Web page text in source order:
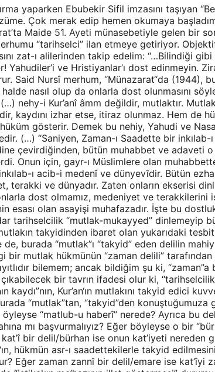
yaparken Ebubekir Sifil imzasını taşıyan
Çok merak edip hemen okumaya
Maide 51. Ayeti münasebetiyle gelen bir
“tarihselci” ilan etmeye getiriyor.
zat-ı alilerinden takip edelim: “…Bilindiği gibi
Yahudiler’i ve Hristiyanlar’ı dost edinmeyin.
Said Nursî merhum, “Münazarat“da (1944),
nasıl olup da onlarla dost olunmasını
nehy-i Kur’anî âmm değildir, mutlaktır.
kaydını izhar etse, itiraz olunmaz. Hem de
gösterir. Demek bu nehiy, Yahudi ve
(…) “Saniyen, Zaman-ı Saadette bir inkılab-
çevirdiğinden, bütün muhabbet ve adaveti
Onun için, gayr-ı Müslimlere olan
ı acib-i medenî ve dünyevîdir. Bütün
terakki ve dünyadır. Zaten onların ekserisi
dost olmamız, medeniyet ve terakkilerini
esası olan asayişi muhafazadır. İşte bu
tarihselcilik “mutlak-mukayyed” dinlemeyip
takyidinden ibaret olan yukarıdaki
burada “mutlak”ı “takyid” eden delilin
bir mutlak hükmünün “zaman delili”
bilemem; ancak bildiğim şu ki,
çıkabilecek bir tavrın ifadesi olur ki,
kaydı”nın, Kur’an‘ın mutlakını takyid edici
“mutlak”tan, “takyid”den konuştuğumuza
“matlub-u haberî” nerede? Ayrıca bu
mı başvurmalıyız? Eğer böyleyse o bir
kat’î bir delil/bürhan ise onun kat’iyeti nereden
hükmün asr-ı saadettekilerle takyid
Eğer zaman zannî bir delil/emare ise kat’îyi